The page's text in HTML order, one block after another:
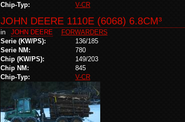
Chip-Typ:
V-CR
JOHN DEERE 1110E (6068) 6.8CM³
in JOHN DEERE
FORWARDERS
Serie (KW/PS):
136/185
Serie NM:
780
Chip (KW/PS):
149/203
Chip NM:
845
Chip-Typ:
V-CR